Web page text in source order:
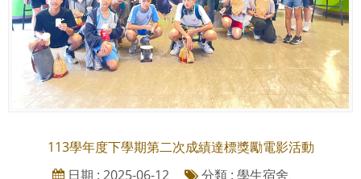
113學年度下學期第二次成績達標獎勵電影活動
日期 : 2025-06-12
分類 : 學生宿舍、